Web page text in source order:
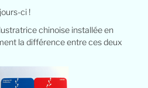
ci !
chinoise installée en
la différence entre ces deux